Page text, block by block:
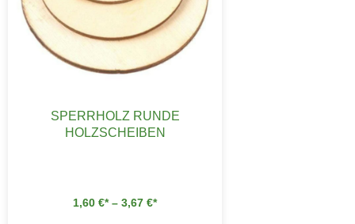
SPERRHOLZ RUNDE
HOLZSCHEIBEN
1,60 € – 3,67 €